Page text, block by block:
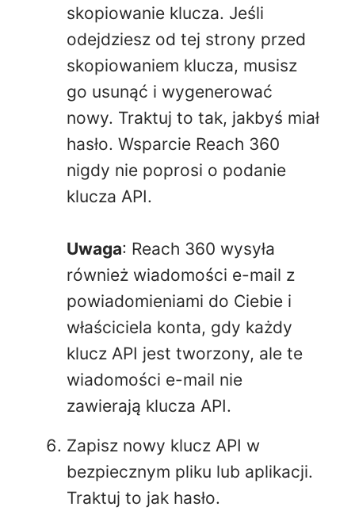
skopiowanie klucza. Jeśli
odejdziesz od tej strony przed
skopiowaniem klucza, musisz
go usunąć i wygenerować
nowy. Traktuj to tak, jakbyś miał
hasło. Wsparcie Reach 360
nigdy nie poprosi o podanie
klucza API.
Uwaga: Reach 360 wysyła
również wiadomości e-mail z
powiadomieniami do Ciebie i
właściciela konta, gdy każdy
klucz API jest tworzony, ale te
wiadomości e-mail nie
zawierają klucza API.
Zapisz nowy klucz API w
bezpiecznym pliku lub aplikacji.
Traktuj to jak hasło.